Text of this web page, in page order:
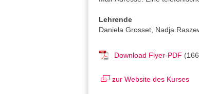
Lehrende
Daniela Grosset, Nadja
Download Flyer-PDF
zur Website des Kurses